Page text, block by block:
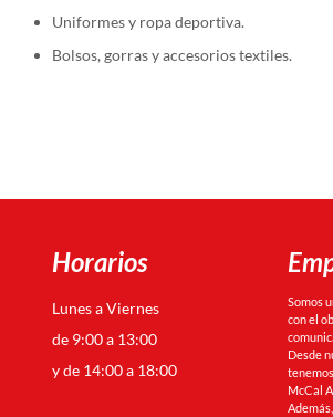
Uniformes y ropa deportiva.
Bolsos, gorras y accesorios textiles.
Horarios
Lunes a Viernes
de 9:00 a 13:00
y de 14:00 a 18:00
Somos
con el
Desde
McCal